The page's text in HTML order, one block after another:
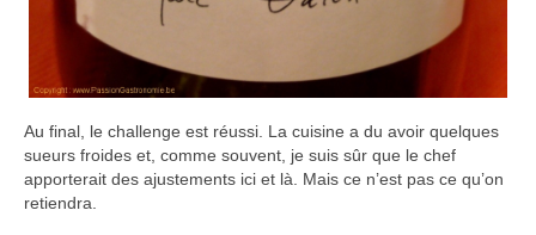
Au final, le challenge est réussi. La cuisine a du avoir quelques
sueurs froides et, comme souvent, je suis sûr que le chef
apporterait des ajustements ici et là. Mais ce n’est pas ce qu’on
retiendra.